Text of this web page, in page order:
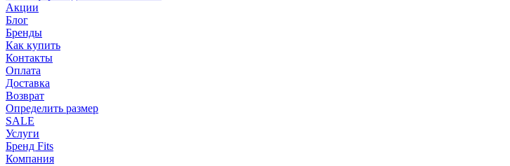
Акции
Блог
Бренды
Как купить
Контакты
Оплата
Доставка
Возврат
Определить размер
SALE
Услуги
Бренд Fits
Компания